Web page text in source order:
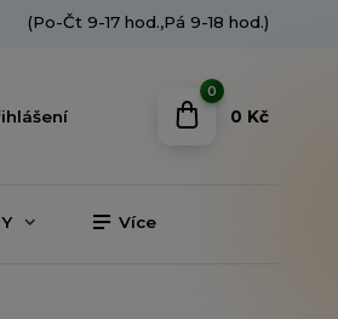
(Po-Čt 9-17 hod.,Pá 9-18 hod.)
0
0 Kč
Více